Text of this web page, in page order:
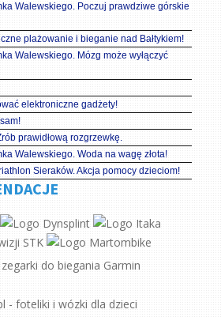
Walewskiego. Poczuj prawdziwe górskie
plażowanie i bieganie nad Bałtykiem!
Walewskiego. Mózg może wyłączyć
elektroniczne gadżety!
prawidłową rozgrzewkę.
Walewskiego. Woda na wagę złota!
Sieraków. Akcja pomocy dzieciom!